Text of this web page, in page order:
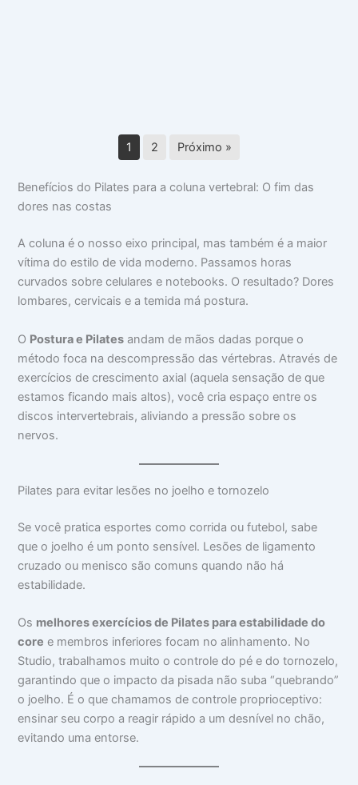
1 2 Próximo »
Benefícios do Pilates para a coluna vertebral: O fim das
dores nas costas
A coluna é o nosso eixo principal, mas também é a maior
vítima do estilo de vida moderno. Passamos horas
curvados sobre celulares e notebooks. O resultado? Dores
lombares, cervicais e a temida má postura.
O Postura e Pilates andam de mãos dadas porque o
método foca na descompressão das vértebras. Através de
exercícios de crescimento axial (aquela sensação de que
estamos ficando mais altos), você cria espaço entre os
discos intervertebrais, aliviando a pressão sobre os
nervos.
Pilates para evitar lesões no joelho e tornozelo
Se você pratica esportes como corrida ou futebol, sabe
que o joelho é um ponto sensível. Lesões de ligamento
cruzado ou menisco são comuns quando não há
estabilidade.
Os melhores exercícios de Pilates para estabilidade do
core e membros inferiores focam no alinhamento. No
Studio, trabalhamos muito o controle do pé e do tornozelo,
garantindo que o impacto da pisada não suba “quebrando”
o joelho. É o que chamamos de controle proprioceptivo:
ensinar seu corpo a reagir rápido a um desnível no chão,
evitando uma entorse.